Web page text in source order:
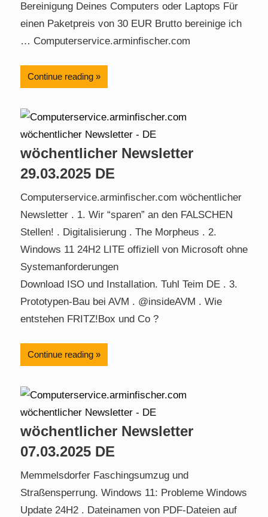
Bereinigung Deines Computers oder Laptops Für
einen Paketpreis von 30 EUR Brutto bereinige ich
… Computerservice.arminfischer.com
Continue reading
wöchentlicher Newsletter
29.03.2025 DE
Computerservice.arminfischer.com wöchentlicher
Newsletter . 1. Wir “sparen” an den FALSCHEN
Stellen! . Digitalisierung . The Morpheus . 2.
Windows 11 24H2 LITE offiziell von Microsoft ohne
Systemanforderungen
Download ISO und Installation. Tuhl Teim DE . 3.
Prototypen-Bau bei AVM . @insideAVM . Wie
entstehen FRITZ!Box und Co ?
Continue reading
wöchentlicher Newsletter
07.03.2025 DE
Memmelsdorfer Faschingsumzug und
Straßensperrung. Windows 11: Probleme Windows
Update 24H2 . Dateinamen von PDF-Dateien auf